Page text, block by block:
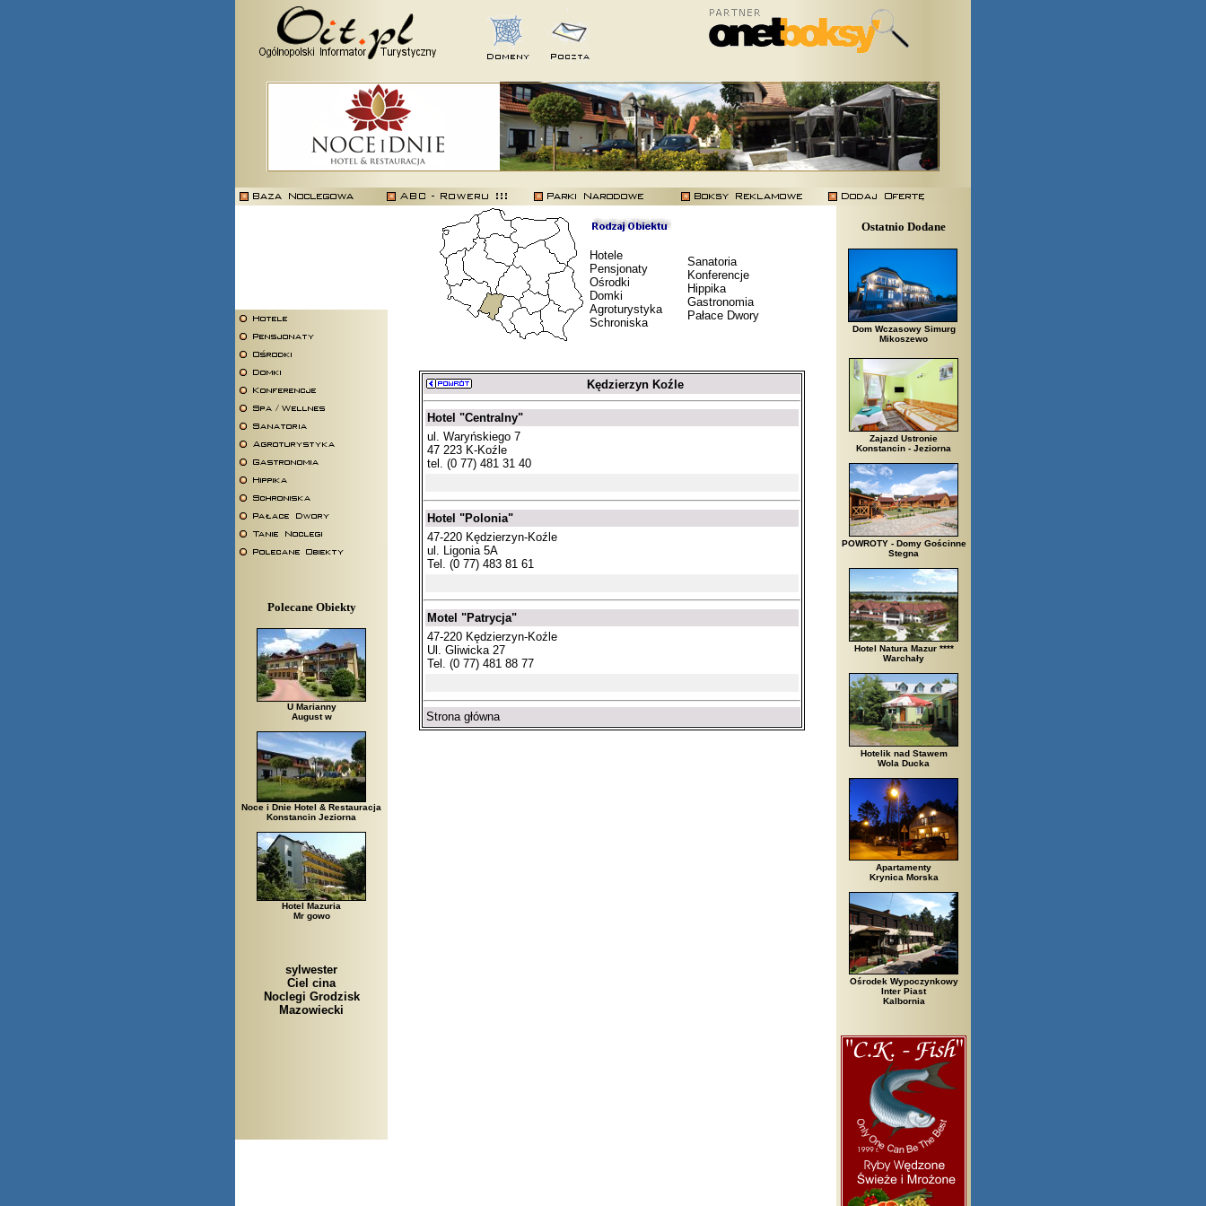
Polecane Obiekty
U Marianny
August w
Noce i Dnie Hotel & Restauracja
Konstancin Jeziorna
Hotel Mazuria
Mr gowo
sylwester
Ciel cina
Noclegi Grodzisk
Mazowiecki
Hotele
Pensjonaty
Ośrodki
Domki
Agroturystyka
Schroniska
Sanatoria
Konferencje
Hippika
Gastronomia
Pałace Dwory
Kędzierzyn Koźle
Hotel "Centralny"
ul. Waryńskiego 7
47 223 K-Koźle
tel. (0 77) 481 31 40
Hotel "Polonia"
47-220 Kędzierzyn-Koźle
ul. Ligonia 5A
Tel. (0 77) 483 81 61
Motel "Patrycja"
47-220 Kędzierzyn-Koźle
Ul. Gliwicka 27
Tel. (0 77) 481 88 77
Strona główna
Arłamów, Augustów, Babice Stare, Bachanowo, Barczewo, Bardo, Białobrzegi, Białowieża, Bielsko Biała, Biały Bór, Biały Dunajec,
Ostatnio Dodane
Dom Wczasowy Simurg
Mikoszewo
Zajazd Ustronie
Konstancin - Jeziorna
POWROTY - Domy Gościnne
Stegna
Hotel Natura Mazur ****
Warchały
Hotelik nad Stawem
Wola Ducka
Apartamenty
Krynica Morska
Ośrodek Wypoczynkowy
Inter Piast
Kalbornia